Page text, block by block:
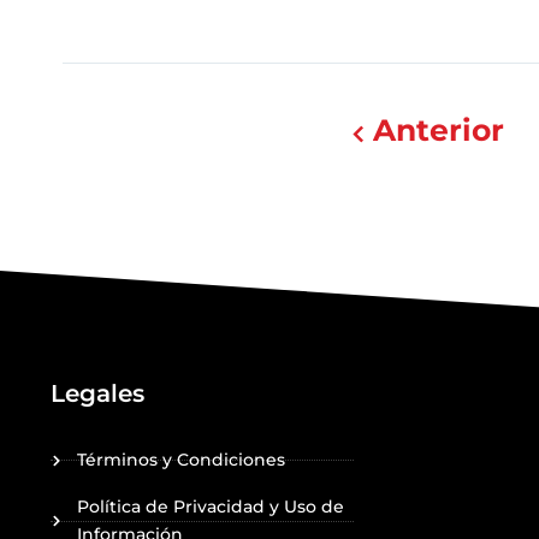
Anterior
Legales
Términos y Condiciones
Política de Privacidad y Uso de
Información